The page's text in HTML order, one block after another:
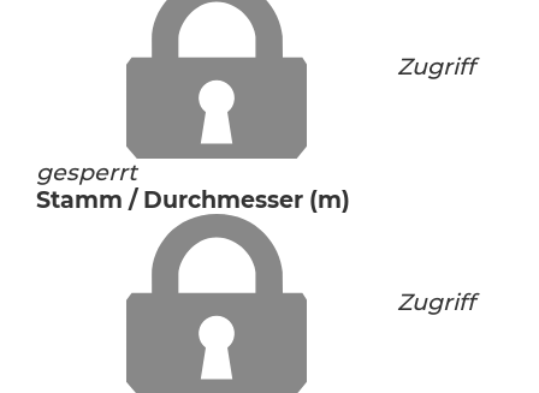
Zugriff
gesperrt
Stamm / Durchmesser (m)
Zugriff